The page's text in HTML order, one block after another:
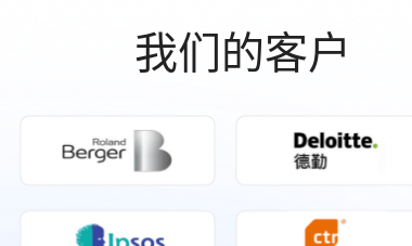
我们的客户